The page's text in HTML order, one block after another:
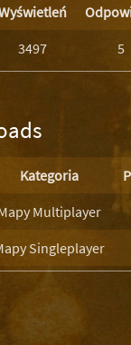
3497 5
Kategoria
Multiplayer
Singleplayer